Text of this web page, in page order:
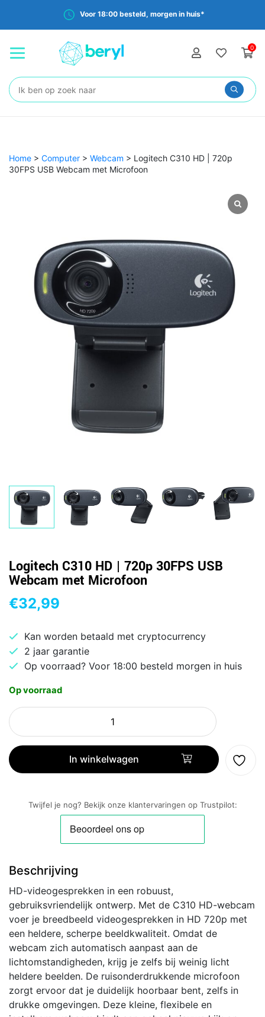
Voor 18:00 besteld, morgen in huis*
0
Zoeken:
Home > Computer > Webcam > Logitech C310 HD | 720p
30FPS USB Webcam met Microfoon
Logitech C310 HD | 720p 30FPS USB
Webcam met Microfoon
€32,99
Kan worden betaald met cryptocurrency
2 jaar garantie
Op voorraad? Voor 18:00 besteld morgen in huis
Op voorraad
Logitech
C310
|
720p
Webcam
In winkelwagen
Twijfel je nog? Bekijk onze klantervaringen op Trustpilot:
Beschrijving
HD-videogesprekken in een robuust,
gebruiksvriendelijk ontwerp. Met de C310 HD-webcam
voer je breedbeeld videogesprekken in HD 720p met
een heldere, scherpe beeldkwaliteit. Omdat de
webcam zich automatisch aanpast aan de
lichtomstandigheden, krijg je zelfs bij weinig licht
heldere beelden. De ruisonderdrukkende microfoon
zorgt ervoor dat je duidelijk hoorbaar bent, zelfs in
drukke omgevingen. Deze kleine, flexibele en